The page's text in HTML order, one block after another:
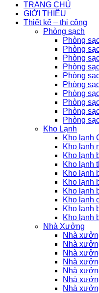
TRANG CHỦ
GIỚI THIỆU
Thiết kế – thi công
Phòng sạch
Phòng
Phòng
Phòng
Phòng
Phòng
Phòng
Phòng
Phòng
Phòng
Phòng
Kho Lạnh
Kho lạnh
Kho lạnh
Kho lạnh
Kho lạnh
Kho lạnh
Kho lạnh
Kho lạnh
Kho lạnh
Kho lạnh
Kho lạnh
Nhà Xưởng
Nhà
Nhà
Nhà
Nhà
Nhà
Nhà
Nhà